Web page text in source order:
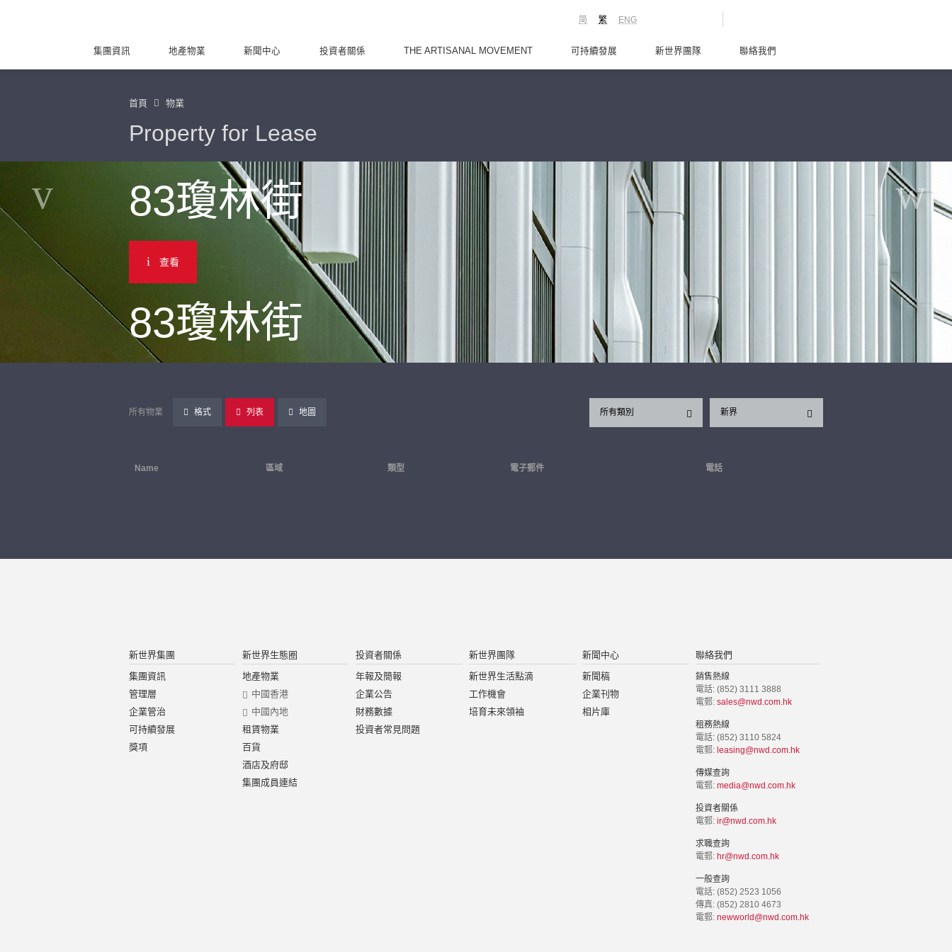
ENG
繁
简
集團資訊 地產物業 新聞中心 投資者關係 THE ARTISANAL MOVEMENT 可持續發展 新世界團隊 聯絡我們
首頁 物業
Property for Lease
83瓊林街
查看
83瓊林街
所有物業 格式 列表 地圖 新界
所有類別
Name 區域 類型 電子郵件 電話
新世界集團
集團資訊
管理層
企業管治
可持續發展
獎項
新世界生態圈
地產物業
中國香港
中國內地
租賃物業
百貨
酒店及府邸
集團成員連結
投資者關係
年報及簡報
企業公告
財務數據
投資者常見問題
新世界團隊
新世界生活點滴
工作機會
培育未來領袖
新聞中心
新聞稿
企業刊物
相片庫
聯絡我們
銷售熱線
電話: (852) 3111 3888
電郵: sales@nwd.com.hk
租務熱線
電話: (852) 3110 5824
電郵: leasing@nwd.com.hk
傳媒查詢
電郵: media@nwd.com.hk
投資者關係
電郵: ir@nwd.com.hk
求職查詢
電郵: hr@nwd.com.hk
一般查詢
電話: (852) 2523 1056
傳真: (852) 2810 4673
電郵: newworld@nwd.com.hk